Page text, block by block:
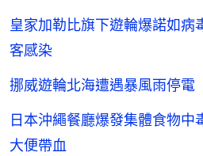
皇家加勒比旗下遊輪爆諾如
客感染
挪威遊輪北海遭遇暴風雨停
日本沖繩餐廳爆發集體食物
大便帶血